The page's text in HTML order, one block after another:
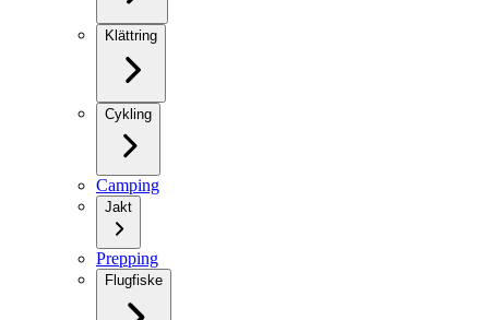
Klättring
Cykling
Camping
Jakt
Prepping
Flugfiske